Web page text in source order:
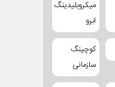
میکروبلیدینگ
ابرو
کوچینگ
سازمانی